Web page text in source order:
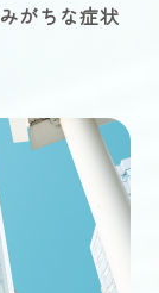
がちな症状